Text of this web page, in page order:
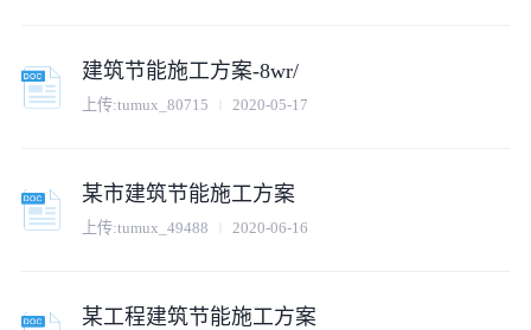
建筑节能施工方案-8wr/
上传:tumux_80715 2020-05-17
某市建筑节能施工方案
上传:tumux_49488 2020-06-16
某工程建筑节能施工方案